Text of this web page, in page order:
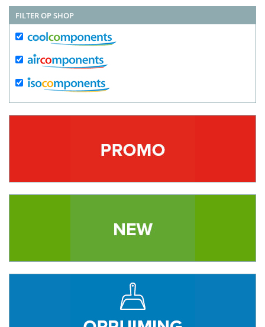
FILTER OP SHOP